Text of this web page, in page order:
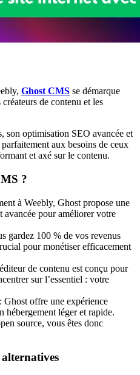
Ghost CMS se démarque
de contenu et les
son optimisation SEO avancée et
aux besoins de ceux
et axé sur le contenu.
?
à Weebly, Ghost propose une
avancée pour améliorer votre
gardez 100 % de vos revenus
pour monétiser efficacement
de contenu est conçu pour
sur l’essentiel : votre
: Ghost offre une expérience
hébergement léger et rapide.
source, vous êtes donc